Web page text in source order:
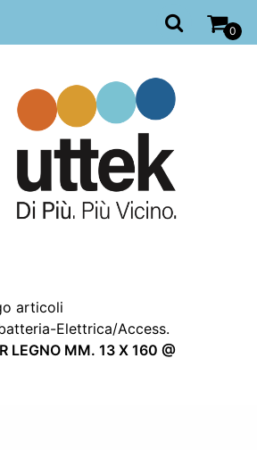
0
articoli
Elettrica/Access.
LEGNO MM. 13 X 160 @